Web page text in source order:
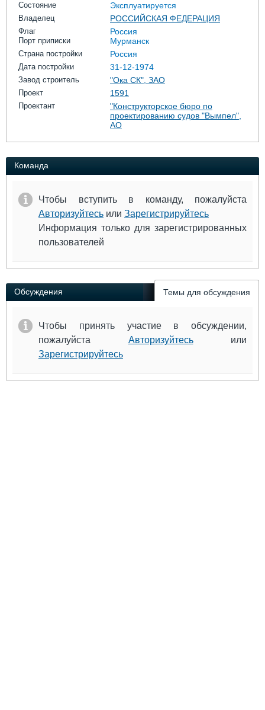
Состояние Эксплуатируется
Владелец РОССИЙСКАЯ ФЕДЕРАЦИЯ
Флаг Россия
Порт приписки Мурманск
Страна постройки Россия
Дата постройки 31-12-1974
Завод строитель "Ока СК", ЗАО
Проект 1591
Проектант
"Конструкторское бюро по
проектированию судов "Вымпел",
АО
Команда
Чтобы вступить в команду, пожалуйста
Авторизуйтесь или Зарегистрируйтесь
Информация только для зарегистрированных
пользователей
Обсуждения Темы для обсуждения
Чтобы принять участие в обсуждении,
пожалуйста Авторизуйтесьили
Зарегистрируйтесь